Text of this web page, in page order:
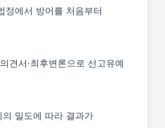
에서 방어를 처음부터
견서·최후변론으로 선고유예
밀도에 따라 결과가